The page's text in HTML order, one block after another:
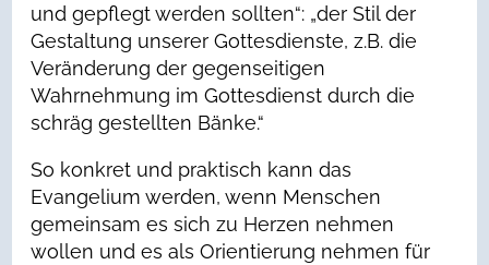
und gepflegt werden sollten“: „der Stil der
Gestaltung unserer Gottesdienste, z.B. die
Veränderung der gegenseitigen
Wahrnehmung im Gottesdienst durch die
schräg gestellten Bänke.“
So konkret und praktisch kann das
Evangelium werden, wenn Menschen
gemeinsam es sich zu Herzen nehmen
wollen und es als Orientierung nehmen für